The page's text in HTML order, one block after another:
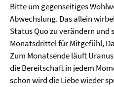
Bitte um gegenseitiges
Abwechslung. Das allein
Status Quo zu verändern und
Monatsdrittel für Mitgefühl,
Zum Monatsende läuft
die Bereitschaft in jedem
schon wird die Liebe wieder